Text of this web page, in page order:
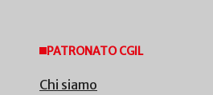
PATRONATO CGIL
Chi siamo